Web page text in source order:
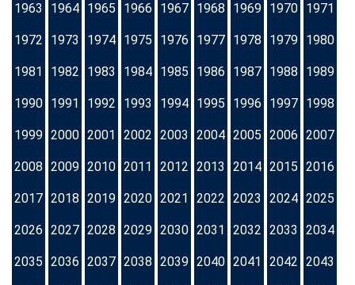
1963 1964 1965 1966 1967 1968 1969 1970 1971
1972 1973 1974 1975 1976 1977 1978 1979 1980
1981 1982 1983 1984 1985 1986 1987 1988 1989
1990 1991 1992 1993 1994 1995 1996 1997 1998
1999 2000 2001 2002 2003 2004 2005 2006 2007
2008 2009 2010 2011 2012 2013 2014 2015 2016
2017 2018 2019 2020 2021 2022 2023 2024 2025
2026 2027 2028 2029 2030 2031 2032 2033 2034
2035 2036 2037 2038 2039 2040 2041 2042 2043